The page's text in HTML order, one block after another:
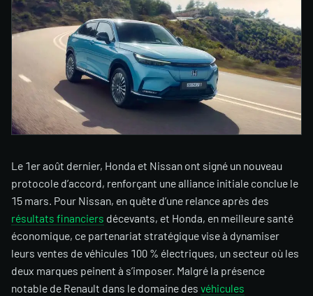
Le 1er août dernier, Honda et Nissan ont signé un nouveau
protocole d’accord, renforçant une alliance initiale conclue le
15 mars. Pour Nissan, en quête d’une relance après des
résultats financiers décevants, et Honda, en meilleure santé
économique, ce partenariat stratégique vise à dynamiser
leurs ventes de véhicules 100 % électriques, un secteur où les
deux marques peinent à s’imposer. Malgré la présence
notable de Renault dans le domaine des véhicules